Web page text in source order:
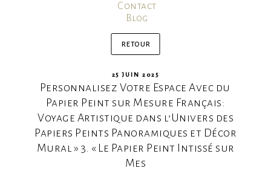
Contact
Blog
Panier
PUBLIÉ
LE
25 JUIN 2025
Personnalisez Votre Espace Avec du
Papier Peint sur Mesure Français:
Voyage Artistique dans l’Univers des
Papiers Peints Panoramiques et Décor
Mural » 3. « Le Papier Peint Intissé sur
Mes
retour